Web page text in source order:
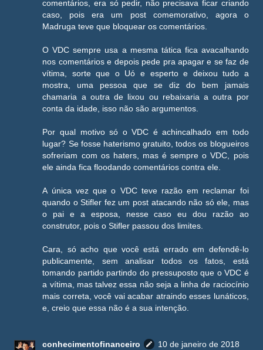
comentários, era só pedir, não precisava ficar criando
caso, pois era um post comemorativo, agora o
Madruga teve que bloquear os comentários.
O VDC sempre usa a mesma tática fica avacalhando
nos comentários e depois pede pra apagar e se faz de
vítima, sorte que o Uó e esperto e deixou tudo a
mostra, uma pessoa que se diz do bem jamais
chamaria a outra de lixou ou rebaixaria a outra por
conta da idade, isso não são argumentos.
Por qual motivo só o VDC é achincalhado em todo
lugar? Se fosse haterismo gratuito, todos os blogueiros
sofreriam com os haters, mas é sempre o VDC, pois
ele ainda fica floodando comentários contra ele.
A única vez que o VDC teve razão em reclamar foi
quando o Stifler fez um post atacando não só ele, mas
o pai e a esposa, nesse caso eu dou razão ao
construtor, pois o Stifler passou dos limites.
Cara, só acho que você está errado em defendê-lo
publicamente, sem analisar todos os fatos, está
tomando partido partindo do pressuposto que o VDC é
a vítima, mas talvez essa não seja a linha de raciocínio
mais correta, você vai acabar atraindo esses lunáticos,
e, creio que essa não é a sua intenção.
conhecimentofinanceiro
10 de janeiro de 2018